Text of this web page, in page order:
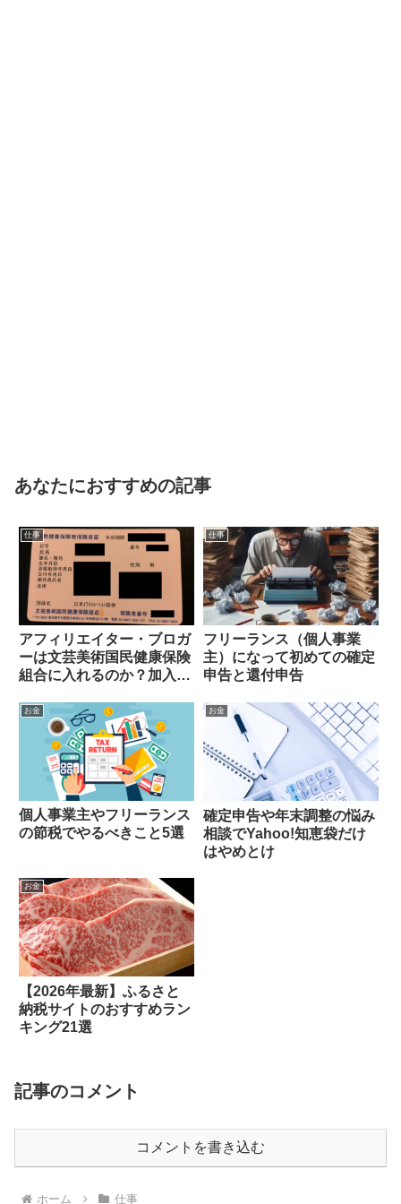
あなたにおすすめの記事
仕事
アフィリエイター・ブロガ
ーは文芸美術国民健康保険
組合に入れるのか？加入者
仕事
フリーランス（個人事業
主）になって初めての確定
申告と還付申告
お金
個人事業主やフリーランス
の節税でやるべきこと5選
お金
確定申告や年末調整の悩み
相談でYahoo!知恵袋だけ
はやめとけ
お金
【2026年最新】ふるさと
納税サイトのおすすめラン
キング21選
記事のコメント
コメントを書き込む
ホーム 仕事